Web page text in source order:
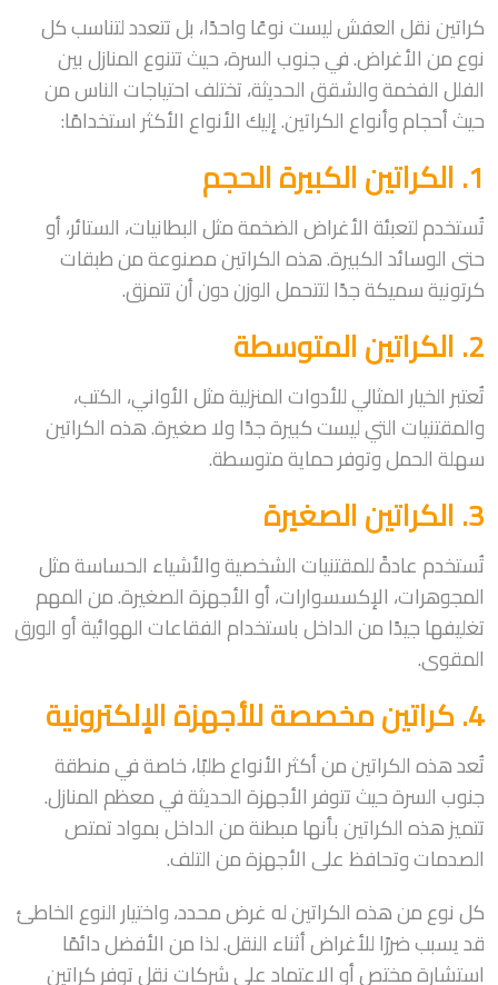
كراتين نقل العفش ليست نوعًا واحدًا، بل تتعدد لتناسب كل
نوع من الأغراض. في جنوب السرة، حيث تتنوع المنازل بين
الفلل الفخمة والشقق الحديثة، تختلف احتياجات الناس من
حيث أحجام وأنواع الكراتين. إليك الأنواع الأكثر استخدامًا:
1. الكراتين الكبيرة الحجم
تُستخدم لتعبئة الأغراض الضخمة مثل البطانيات، الستائر، أو
حتى الوسائد الكبيرة. هذه الكراتين مصنوعة من طبقات
كرتونية سميكة جدًا لتتحمل الوزن دون أن تتمزق.
2. الكراتين المتوسطة
تُعتبر الخيار المثالي للأدوات المنزلية مثل الأواني، الكتب،
والمقتنيات التي ليست كبيرة جدًا ولا صغيرة. هذه الكراتين
سهلة الحمل وتوفر حماية متوسطة.
3. الكراتين الصغيرة
تُستخدم عادةً للمقتنيات الشخصية والأشياء الحساسة مثل
المجوهرات، الإكسسوارات، أو الأجهزة الصغيرة. من المهم
تغليفها جيدًا من الداخل باستخدام الفقاعات الهوائية أو الورق
المقوى.
4. كراتين مخصصة للأجهزة الإلكترونية
تُعد هذه الكراتين من أكثر الأنواع طلبًا، خاصة في منطقة
جنوب السرة حيث تتوفر الأجهزة الحديثة في معظم المنازل.
تتميز هذه الكراتين بأنها مبطنة من الداخل بمواد تمتص
الصدمات وتحافظ على الأجهزة من التلف.
كل نوع من هذه الكراتين له غرض محدد، واختيار النوع الخاطئ
قد يسبب ضررًا للأغراض أثناء النقل. لذا من الأفضل دائمًا
استشارة مختص أو الاعتماد على شركات نقل توفر كراتين